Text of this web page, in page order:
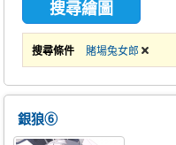
搜尋條件 賭場兔女郎
銀狼⑥